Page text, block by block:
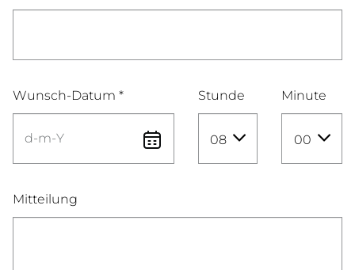
Wunsch-Datum * Stunde
08
Minute
00
Mitteilung